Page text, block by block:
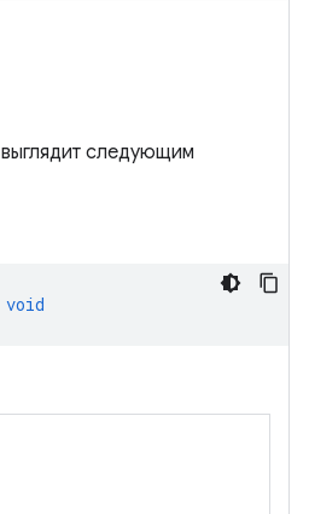
выглядит следующим
void